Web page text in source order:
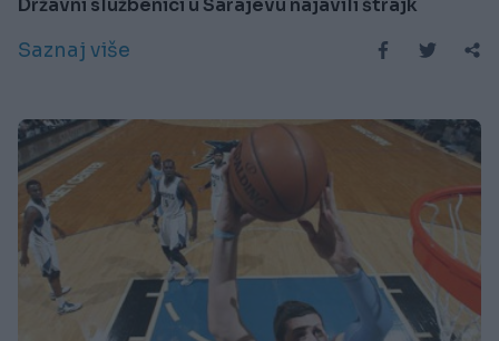
Državni službenici u Sarajevu najavili štrajk
Saznaj više